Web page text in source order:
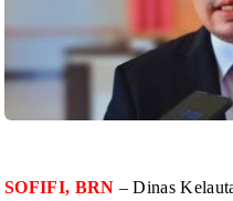
SOFIFI, BRN – Dinas